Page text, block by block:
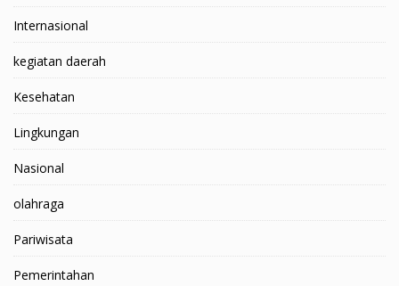
Internasional
kegiatan daerah
Kesehatan
Lingkungan
Nasional
olahraga
Pariwisata
Pemerintahan